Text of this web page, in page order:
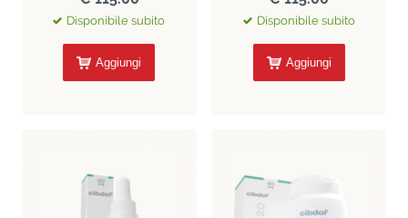
Disponibile subito
Aggiungi
Disponibile subito
Aggiungi